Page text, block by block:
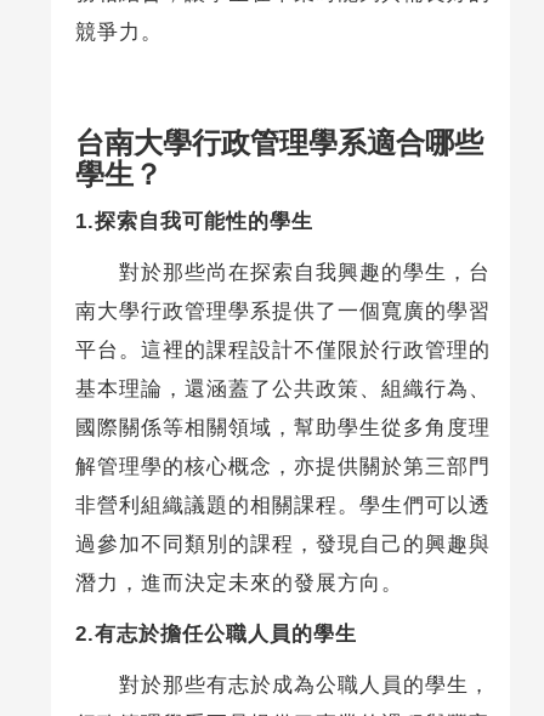
競爭力。
台南大學行政管理學系適合哪些
學生？
1.探索自我可能性的學生
對於那些尚在探索自我興趣的學生，台
南大學行政管理學系提供了一個寬廣的學習
平台。這裡的課程設計不僅限於行政管理的
基本理論，還涵蓋了公共政策、組織行為、
國際關係等相關領域，幫助學生從多角度理
解管理學的核心概念，亦提供關於第三部門
非營利組織議題的相關課程。學生們可以透
過參加不同類別的課程，發現自己的興趣與
潛力，進而決定未來的發展方向。
2.有志於擔任公職人員的學生
對於那些有志於成為公職人員的學生，